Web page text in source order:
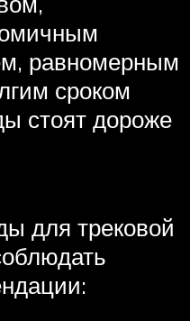
равномерным
сроком
стоят дороже
для трековой